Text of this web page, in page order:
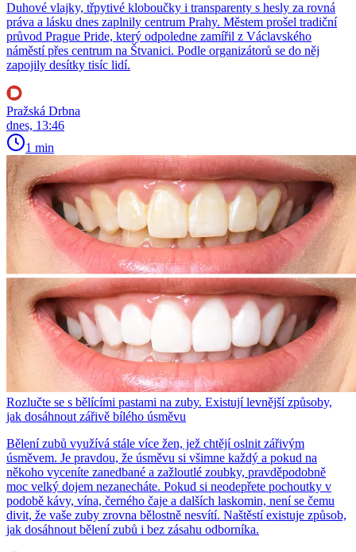
Duhové vlajky, třpytivé kloboučky i transparenty s hesly za rovná
práva a lásku dnes zaplnily centrum Prahy. Městem prošel tradiční
průvod Prague Pride, který odpoledne zamířil z Václavského
náměstí přes centrum na Štvanici. Podle organizátorů se do něj
zapojily desítky tisíc lidí.
Pražská Drbna
dnes, 13:46
1 min
Rozlučte se s bělícími pastami na zuby. Existují levnější způsoby,
jak dosáhnout zářivě bílého úsměvu
Bělení zubů využívá stále více žen, jež chtějí oslnit zářivým
úsměvem. Je pravdou, že úsměvu si všimne každý a pokud na
někoho vyceníte zanedbané a zažloutlé zoubky, pravděpodobně
moc velký dojem nezanecháte. Pokud si neodepřete pochoutky v
podobě kávy, vína, černého čaje a dalších laskomin, není se čemu
divit, že vaše zuby zrovna bělostně nesvítí. Naštěstí existuje způsob,
jak dosáhnout bělení zubů i bez zásahu odborníka.